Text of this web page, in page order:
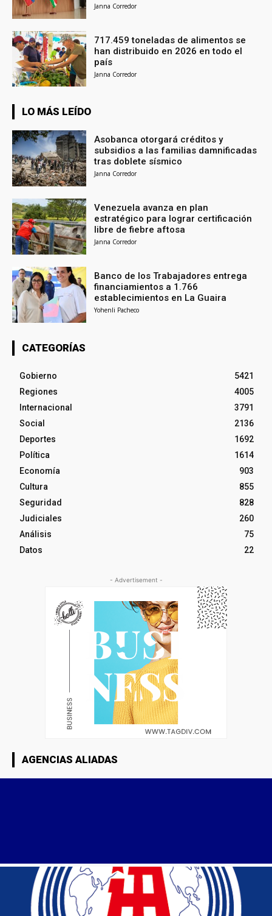
Janna Corredor
717.459 toneladas de alimentos se
han distribuido en 2026 en todo el
país
Janna Corredor
LO MÁS LEÍDO
Asobanca otorgará créditos y
subsidios a las familias damnificadas
tras doblete sísmico
Janna Corredor
Venezuela avanza en plan
estratégico para lograr certificación
libre de fiebre aftosa
Janna Corredor
Banco de los Trabajadores entrega
financiamientos a 1.766
establecimientos en La Guaira
Yohenli Pacheco
CATEGORÍAS
Gobierno
5421
Regiones
4005
Internacional
3791
Social
2136
Deportes
1692
Política
1614
Economía
903
Cultura
855
Seguridad
828
Judiciales
260
Análisis
75
Datos
22
- Advertisement -
AGENCIAS ALIADAS